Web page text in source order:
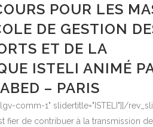
POUR LES
DE GESTION
ET DE LA
ISTELI ANIMÉ
– PARIS
comm-1" slidertitle="ISTELI"][/
fier de contribuer à la transmission